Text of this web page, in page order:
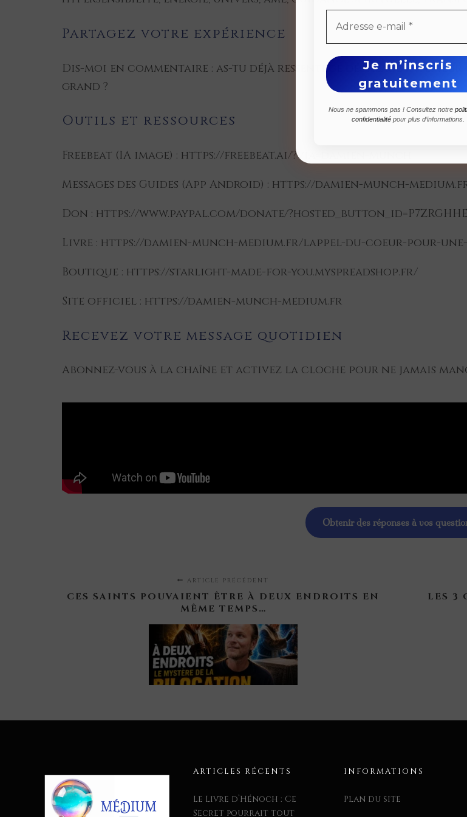
Partagez votre expérience
Dis-moi en commentaire : as-tu déjà ressenti ce décalage
grand ?
Outils et ressources
Freebeat (IA image) : https://freebeat.ai/?via=damien-munch
Messages des Guides (App Android) : https://damien-munch-
Don : https://www.paypal.com/donate/
Livre : https://damien-munch-medium.fr/lappel-du-coeur-pour-
Boutique : https://starlight-made-for-you.myspreadshop.fr/
Site officiel : https://damien-munch-medium.fr
Recevez votre message quotidien
Abonnez-vous à la chaîne et activez la cloche pour ne jamais
Obtenir des réponses à vos
Nous ne spammons pas ! Consultez notre
confidentialité pour plus d’informations.
ARTICLE PRÉCÉDENT
CES SAINTS POUVAIENT ÊTRE À DEUX ENDROITS EN
MÊME TEMPS…
LES 3
ARTICLES RÉCENTS
Le Livre d’Hénoch : Ce
Secret pourrait tout
INFORMATIONS
Plan du site